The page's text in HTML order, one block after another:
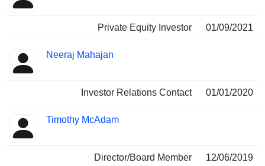
Private Equity Investor 01/09/2021
Neeraj Mahajan
Investor Relations Contact 01/01/2020
Timothy McAdam
Director/Board Member
12/06/2019